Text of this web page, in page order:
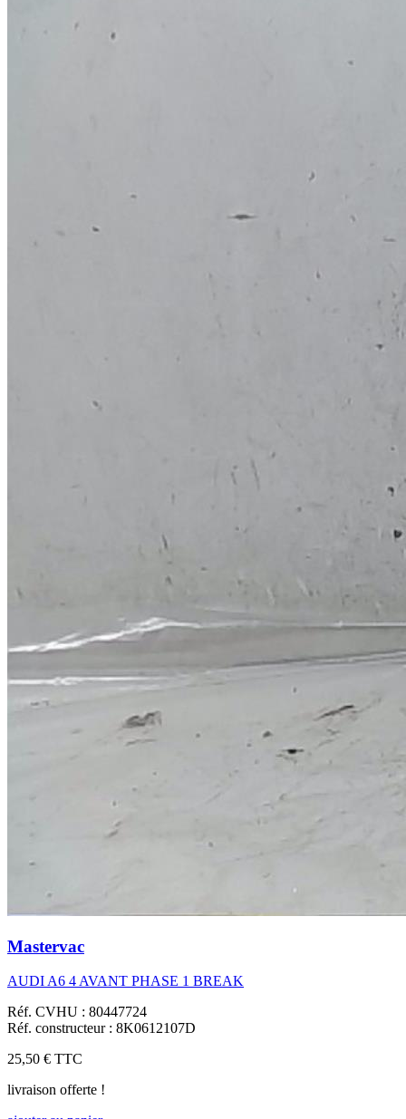
Mastervac
AUDI A6 4 AVANT PHASE 1 BREAK
Réf. CVHU : 80447724
Réf. constructeur : 8K0612107D
25,50 € TTC
livraison offerte !